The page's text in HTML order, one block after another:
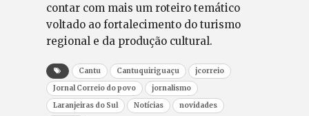
contar com mais um roteiro temático
voltado ao fortalecimento do turismo
regional e da produção cultural.
Cantu Cantuquiriguaçu
jcorreio
Jornal Correio do povo
jornalismo
Laranjeiras do Sul
Notícias
novidades